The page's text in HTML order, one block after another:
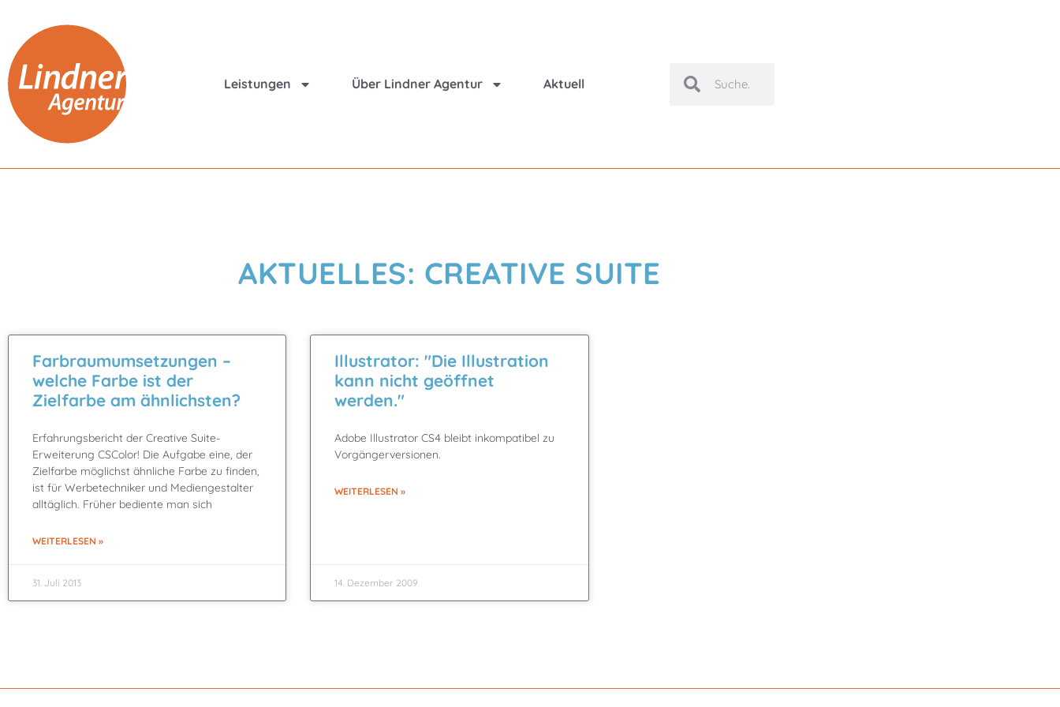
Leistungen Über Lindner Agentur Aktuell
AKTUELLES: CREATIVE SUITE
Farbraumumsetzungen –
welche Farbe ist der
Zielfarbe am ähnlichsten?
Erfahrungsbericht der Creative Suite-
Erweiterung CSColor! Die Aufgabe eine, der
Zielfarbe möglichst ähnliche Farbe zu finden,
ist für Werbetechniker und Mediengestalter
alltäglich. Früher bediente man sich
WEITERLESEN »
31. Juli 2013
Illustrator: "Die Illustration
kann nicht geöffnet
werden."
Adobe Illustrator CS4 bleibt inkompatibel zu
Vorgängerversionen.
WEITERLESEN »
14. Dezember 2009